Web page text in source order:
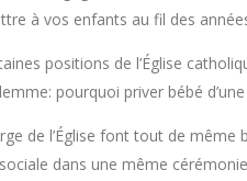
à vos enfants au fil des
positions de l’Église
pourquoi priver bébé
de l’Église font tout de
dans une même